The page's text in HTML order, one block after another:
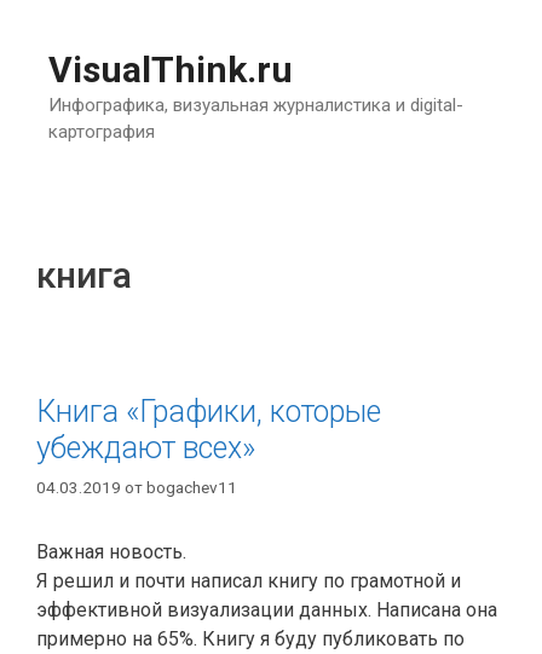
содержимому
VisualThink.ru
Инфографика, визуальная журналистика и digital-
картография
книга
Книга «Графики, которые
убеждают всех»
04.03.2019 отbogachev11
Важная новость.
Я решил и почти написал книгу по грамотной и
эффективной визуализации данных. Написана она
примерно на 65%. Книгу я буду публиковать по